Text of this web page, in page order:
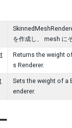
を作成し、 mesh に
Returns the weight
s Renderer.
Sets the weight of a
enderer.